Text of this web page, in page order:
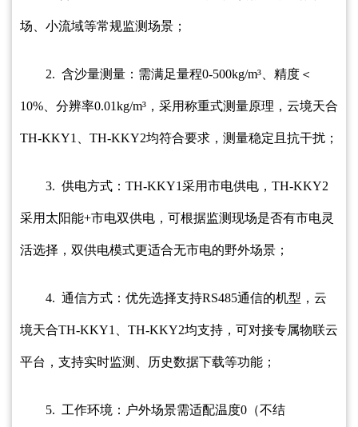
场、小流域等常规监测场景；
2. 含沙量测量：需满足量程0-500kg/m³、精度＜
10%、分辨率0.01kg/m³，采用称重式测量原理，云境天合
TH-KKY1、TH-KKY2均符合要求，测量稳定且抗干扰；
3. 供电方式：TH-KKY1采用市电供电，TH-KKY2
采用太阳能+市电双供电，可根据监测现场是否有市电灵
活选择，双供电模式更适合无市电的野外场景；
4. 通信方式：优先选择支持RS485通信的机型，云
境天合TH-KKY1、TH-KKY2均支持，可对接专属物联云
平台，支持实时监测、历史数据下载等功能；
5. 工作环境：户外场景需适配温度0（不结